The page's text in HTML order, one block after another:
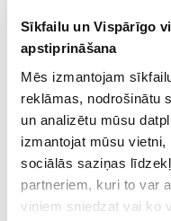
Sīkfailu un Vispārīgo
apstiprināšana
Mēs izmantojam
reklāmas, nodrošinātu
un analizētu mūsu
izmantojat mūsu
sociālās saziņas
partneriem, kuri to var
viņiem sniedzat vai ko